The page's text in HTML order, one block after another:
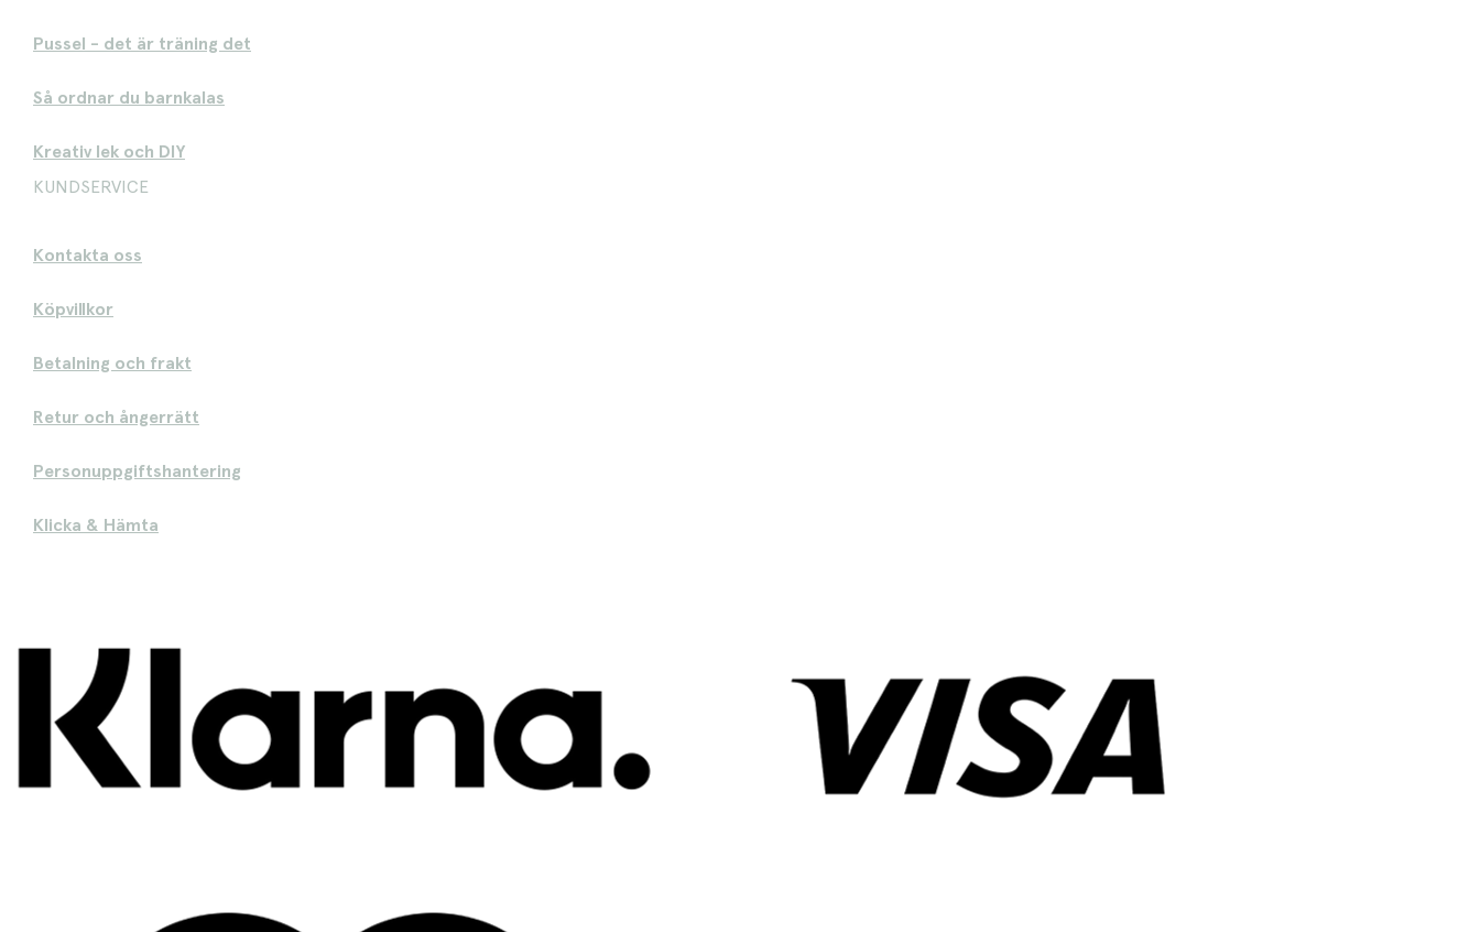
Pussel - det är träning det
Så ordnar du barnkalas
Kreativ lek och DIY
KUNDSERVICE
Kontakta oss
Köpvillkor
Betalning och frakt
Retur och ångerrätt
Personuppgiftshantering
Klicka & Hämta